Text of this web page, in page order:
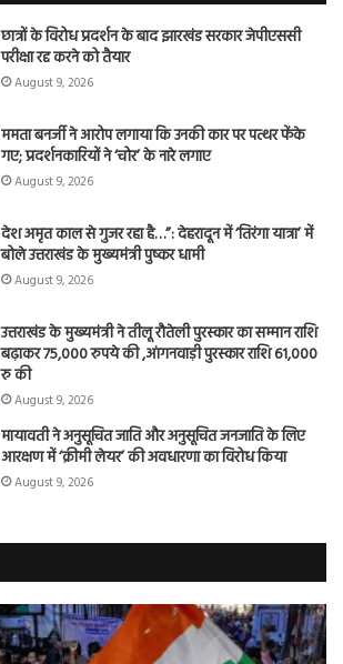
छात्रों के विरोध प्रदर्शन के बाद झारखंड सरकार जेपीएससी
परीक्षा रद्द करने को तैयार
August 9, 2026
ममता बनर्जी ने आरोप लगाया कि उनकी कार पर पत्थर फेंके
गए; प्रदर्शनकारियों ने ‘चोर’ के नारे लगाए
August 9, 2026
देश अमृत काल से गुजर रहा है…”: देहरादून में ‘तिरंगा यात्रा’ में
बोले उत्तराखंड के मुख्यमंत्री पुष्कर धामी
August 9, 2026
उत्तराखंड के मुख्यमंत्री ने तीलू रौतेली पुरस्कार का सम्मान राशि
बढ़ाकर 75,000 रुपये की ,आंगनवाड़ी पुरस्कार राशि 61,000
रु की
August 9, 2026
मायावती ने अनुसूचित जाति और अनुसूचित जनजाति के लिए
आरक्षण में ‘क्रीमी लेयर’ की अवधारणा का विरोध किया
August 9, 2026